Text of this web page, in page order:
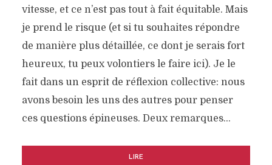
vitesse, et ce n’est pas tout à fait équitable. Mais
je prend le risque (et si tu souhaites répondre
de manière plus détaillée, ce dont je serais fort
heureux, tu peux volontiers le faire ici). Je le
fait dans un esprit de réflexion collective: nous
avons besoin les uns des autres pour penser
ces questions épineuses. Deux remarques…
LIRE